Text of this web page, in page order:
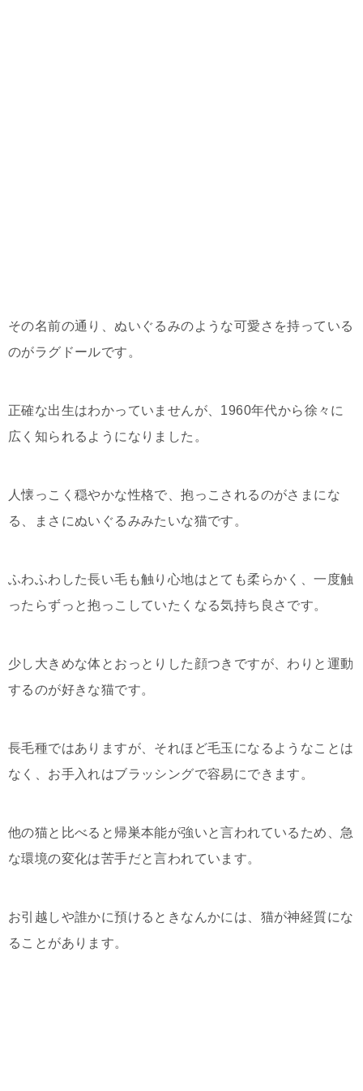
その名前の通り、ぬいぐるみのような可愛さを持っている
のがラグドールです。
正確な出生はわかっていませんが、1960年代から徐々に
広く知られるようになりました。
人懐っこく穏やかな性格で、抱っこされるのがさまにな
る、まさにぬいぐるみみたいな猫です。
ふわふわした長い毛も触り心地はとても柔らかく、一度触
ったらずっと抱っこしていたくなる気持ち良さです。
少し大きめな体とおっとりした顔つきですが、わりと運動
するのが好きな猫です。
長毛種ではありますが、それほど毛玉になるようなことは
なく、お手入れはブラッシングで容易にできます。
他の猫と比べると帰巣本能が強いと言われているため、急
な環境の変化は苦手だと言われています。
お引越しや誰かに預けるときなんかには、猫が神経質にな
ることがあります。